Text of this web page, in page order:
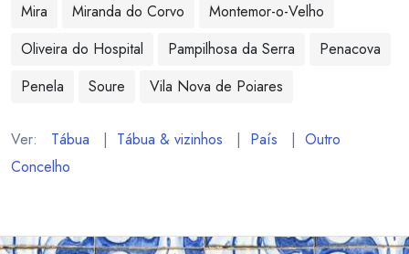
Temas
Contactos
Mira
Miranda do Corvo
Montemor-o-Velho
Oliveira do Hospital
Pampilhosa da Serra
Penacova
Penela
Soure Vila Nova de Poiares
Ver: Tábua | Tábua & vizinhos | País | Outro
Concelho